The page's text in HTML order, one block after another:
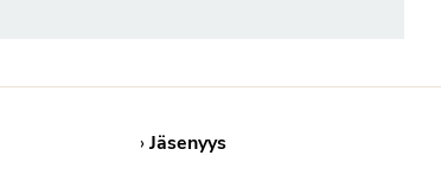
›Jäsenyys